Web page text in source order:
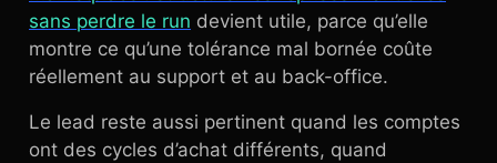
sans perdre le run devient utile, parce qu’elle
montre ce qu’une tolérance mal bornée coûte
réellement au support et au back-office.
Le lead reste aussi pertinent quand les comptes
ont des cycles d’achat différents, quand